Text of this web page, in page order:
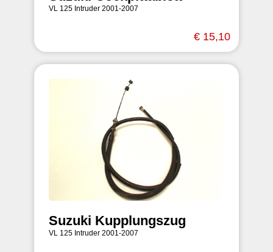
VL 125 Intruder 2001-2007
€ 15,10
Suzuki Kupplungszug
VL 125 Intruder 2001-2007